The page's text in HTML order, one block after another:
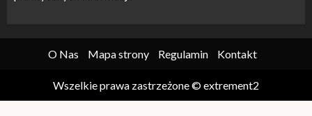
O Nas Mapa strony Regulamin Kontakt
Wszelkie prawa zastrzeżone © extrement2